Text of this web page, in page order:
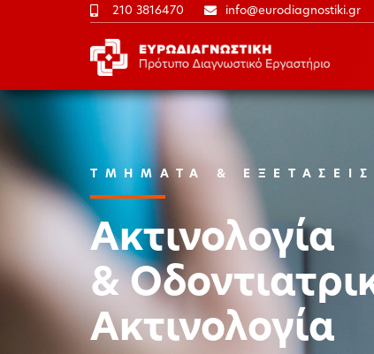
210 3816470 info@eurodiagnostiki.gr
ΤΜΗΜΑΤΑ & ΕΞΕΤΑΣΕΙΣ
Ακτινολογία
&
Ακτινολογία